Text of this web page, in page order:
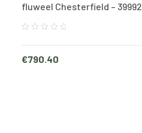
fluweel Chesterfield – 39992
€790.40